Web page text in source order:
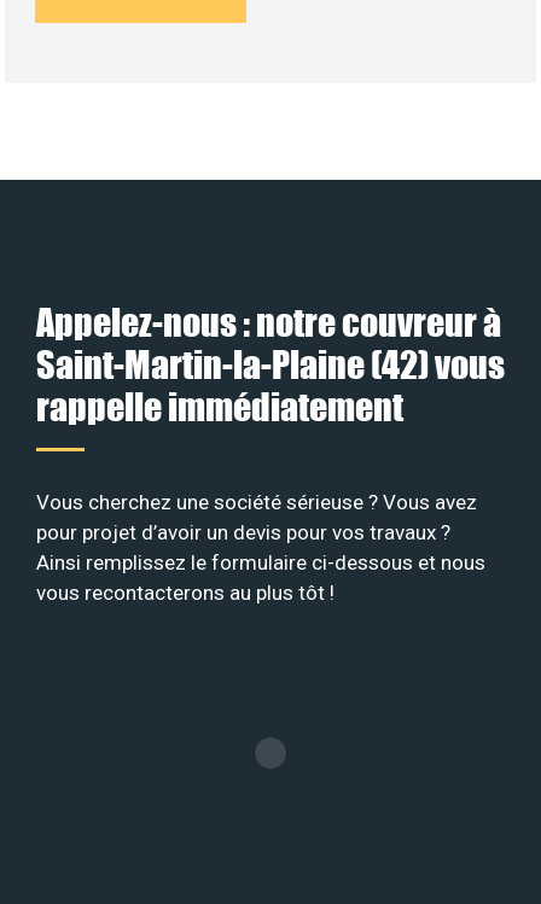
Appelez-nous : notre couvreur à
Saint-Martin-la-Plaine (42) vous
rappelle immédiatement
Vous cherchez une société sérieuse ? Vous avez
pour projet d’avoir un devis pour vos travaux ?
Ainsi remplissez le formulaire ci-dessous et nous
vous recontacterons au plus tôt !